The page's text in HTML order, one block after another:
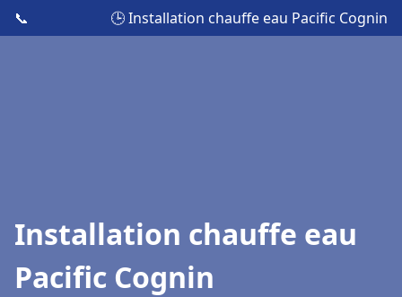
📞 🕒 Installation chauffe eau Pacific Cognin
Installation chauffe eau
Pacific Cognin